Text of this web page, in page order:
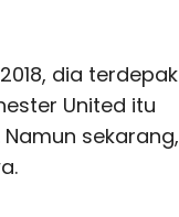
dia terdepak
United itu
sekarang,